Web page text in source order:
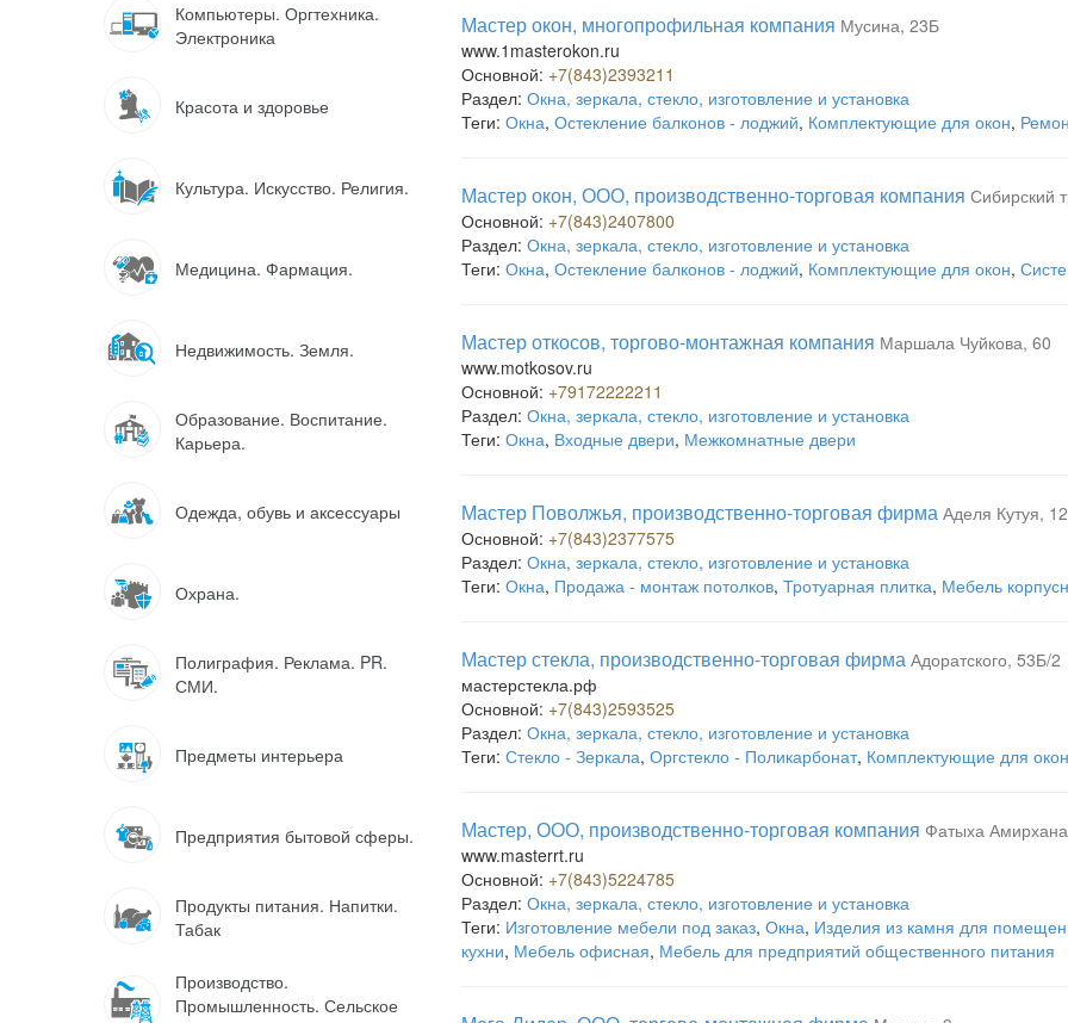
Компьютеры. Оргтехника.
Электроника
Красота и здоровье
Культура. Искусство. Религия.
Медицина. Фармация.
Недвижимость. Земля.
Образование. Воспитание.
Карьера.
Одежда, обувь и аксессуары
Охрана.
Полиграфия. Реклама. PR.
СМИ.
Предметы интерьера
Предприятия бытовой сферы.
Продукты питания. Напитки.
Табак
Производство.
Промышленность. Сельское
Мастер окон, многопрофильная компания Мусина, 23Б
www.1masterokon.ru
Основной: +7(843)2393211
Раздел: Окна, зеркала, стекло, изготовление и установка
Теги: Окна, Остекление балконов - лоджий, Комплектующие для окон,
Мастер окон, ООО, производственно-торговая компания Сибирский
Основной: +7(843)2407800
Раздел: Окна, зеркала, стекло, изготовление и установка
Теги: Окна, Остекление балконов - лоджий, Комплектующие для окон,
Мастер откосов, торгово-монтажная компания Маршала Чуйкова, 60
www.motkosov.ru
Основной: +79172222211
Раздел: Окна, зеркала, стекло, изготовление и установка
Теги: Окна, Входные двери, Межкомнатные двери
Мастер Поволжья, производственно-торговая фирма Аделя Кутуя,
Основной: +7(843)2377575
Раздел: Окна, зеркала, стекло, изготовление и установка
Теги: Окна, Продажа - монтаж потолков, Тротуарная плитка, Мебель
Мастер стекла, производственно-торговая фирма Адоратского, 53Б/2
мастерстекла.рф
Основной: +7(843)2593525
Раздел: Окна, зеркала, стекло, изготовление и установка
Теги: Стекло - Зеркала, Оргстекло - Поликарбонат, Комплектующие для окон
Мастер, ООО, производственно-торговая компания Фатыха
www.masterrt.ru
Основной: +7(843)5224785
Раздел: Окна, зеркала, стекло, изготовление и установка
Теги: Изготовление мебели под заказ, Окна, Изделия из камня для
кухни, Мебель офисная, Мебель для предприятий общественного питания